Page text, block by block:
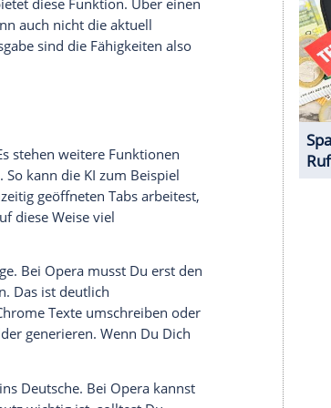
werden. Damit können personenbezogene
in unseren Datenschutzhinweisen.
und bieten die
Firefox an. Bei Opera musst du den KI-
aufrufen. Verfügbar ist er dann
überdeckt.
PDFs sollte eine KI umgehen können.
ihrem Browser an und verwenden diesen
und Edge dazu in der Lage, Fragen
Du zum Beispiel wissen möchtest,
Du diese KI-Funktion dafür nutzen.
nicht mehr in voller Länge ansehen. Für
das YouTube für viele Videos